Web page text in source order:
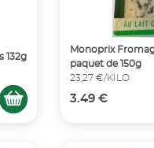
132g
Monoprix
paquet de 150g
23,27 €/KILO
3.49 €